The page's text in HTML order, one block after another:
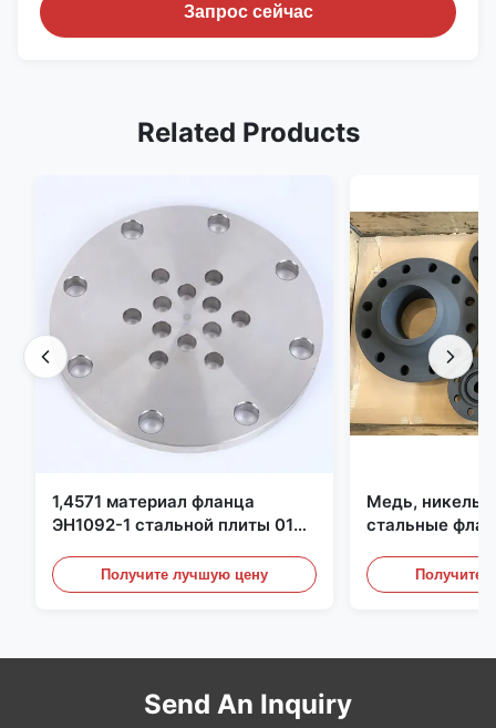
Запрос сейчас
Related Products
1,4571 материал фланца
ЭН1092-1 стальной плиты 01
Получите лучшую цену
Медь, никель,
стальные
углеродистой
Получите
Send An Inquiry